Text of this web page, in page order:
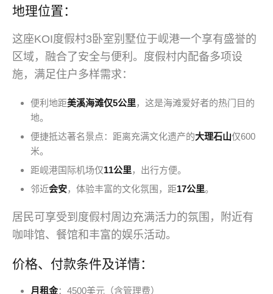
地理位置：
这座KOI度假村3卧室别墅位于岘港一个享有盛誉的
区域，融合了安全与便利。度假村内配备多项设
施，满足住户多样需求：
便利地距美溪海滩仅5公里，这是海滩爱好者的热门目的
地。
便捷抵达著名景点：距离充满文化遗产的大理石山仅600
米。
距岘港国际机场仅11公里，出行方便。
邻近会安，体验丰富的文化氛围，距17公里。
居民可享受到度假村周边充满活力的氛围，附近有
咖啡馆、餐馆和丰富的娱乐活动。
价格、付款条件及详情：
月租金：4500美元（含管理费）